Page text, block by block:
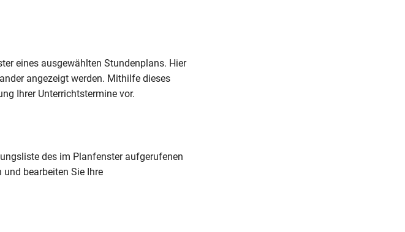
eines ausgewählten Stundenplans. Hier
angezeigt werden. Mithilfe dieses
Ihrer Unterrichtstermine vor.
des im Planfenster aufgerufenen
bearbeiten Sie Ihre